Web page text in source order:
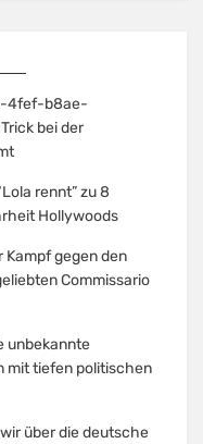
4fef-b8ae-
bei der
rennt” zu 8
Hollywoods
Kampf gegen den
Commissario
unbekannte
mit tiefen politischen
über die deutsche